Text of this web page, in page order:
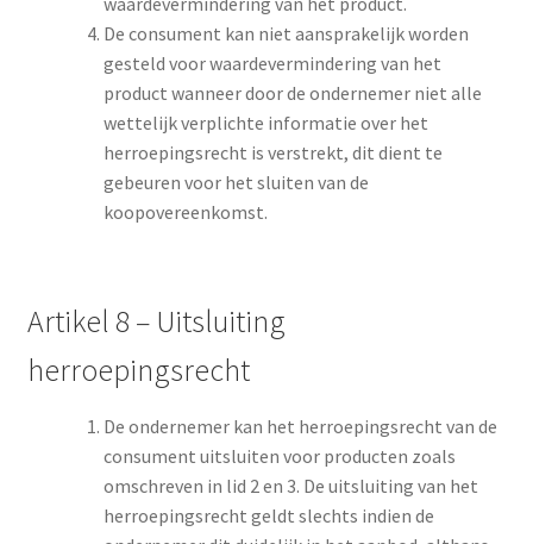
De consument kan niet aansprakelijk worden
gesteld voor waardevermindering van het
product wanneer door de ondernemer niet alle
wettelijk verplichte informatie over het
herroepingsrecht is verstrekt, dit dient te
gebeuren voor het sluiten van de
koopovereenkomst.
Artikel 8 – Uitsluiting
herroepingsrecht
De ondernemer kan het herroepingsrecht van de
consument uitsluiten voor producten zoals
omschreven in lid 2 en 3. De uitsluiting van het
herroepingsrecht geldt slechts indien de